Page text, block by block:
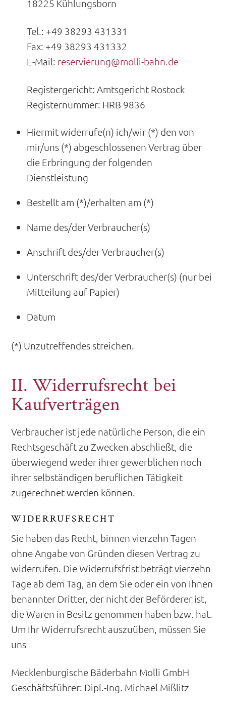
18225 Kühlungsborn
Tel.: +49 38293 431331
Fax: +49 38293 431332
E-Mail: reservierung@molli-bahn.de
Registergericht: Amtsgericht Rostock
Registernummer: HRB 9836
Hiermit widerrufe(n) ich/wir (*) den von
mir/uns (*) abgeschlossenen Vertrag über
die Erbringung der folgenden
Dienstleistung
Bestellt am (*)/erhalten am (*)
Name des/der Verbraucher(s)
Anschrift des/der Verbraucher(s)
Unterschrift des/der Verbraucher(s) (nur bei
Mitteilung auf Papier)
Datum
(*) Unzutreffendes streichen.
II. Widerrufsrecht bei
Kaufverträgen
Verbraucher ist jede natürliche Person, die ein
Rechtsgeschäft zu Zwecken abschließt, die
überwiegend weder ihrer gewerblichen noch
ihrer selbständigen beruflichen Tätigkeit
zugerechnet werden können.
WIDERRUFSRECHT
Sie haben das Recht, binnen vierzehn Tagen
ohne Angabe von Gründen diesen Vertrag zu
widerrufen. Die Widerrufsfrist beträgt vierzehn
Tage ab dem Tag, an dem Sie oder ein von Ihnen
benannter Dritter, der nicht der Beförderer ist,
die Waren in Besitz genommen haben bzw. hat.
Um Ihr Widerrufsrecht auszuüben, müssen Sie
uns
Mecklenburgische Bäderbahn Molli GmbH
Geschäftsführer: Dipl.-Ing. Michael Mißlitz